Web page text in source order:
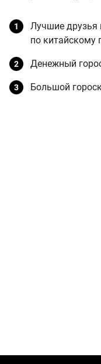
Лучшие
по китайскому
Денежный
Большой